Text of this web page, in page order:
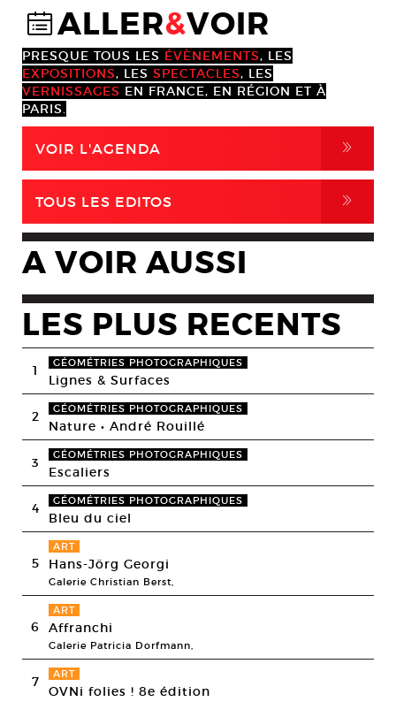
@ALLER&VOIR
PRESQUE TOUS LES ÉVÈNEMENTS, LES
EXPOSITIONS, LES SPECTACLES, LES
VERNISSAGES EN FRANCE, EN RÉGION ET À
PARIS.
VOIR L'AGENDA ,
TOUS LES EDITOS ,
A VOIR AUSSI
LES PLUS RECENTS
1 GÉOMÉTRIES PHOTOGRAPHIQUES
Lignes & Surfaces
2 GÉOMÉTRIES PHOTOGRAPHIQUES
Nature • André Rouillé
3 GÉOMÉTRIES PHOTOGRAPHIQUES
Escaliers
4 GÉOMÉTRIES PHOTOGRAPHIQUES
Bleu du ciel
5
ART
Hans-Jörg Georgi
Galerie Christian Berst,
6
ART
Affranchi
Galerie Patricia Dorfmann,
7 ART
OVNi folies ! 8e édition